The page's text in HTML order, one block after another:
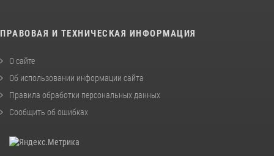
ПРАВОВАЯ И ТЕХНИЧЕСКАЯ ИНФОРМАЦИЯ
О сайте
Об использовании информации сайта
Правила обработки персональных данных
Сообщить об ошибках